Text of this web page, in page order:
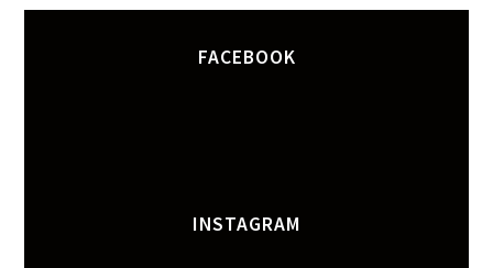
FACEBOOK
INSTAGRAM